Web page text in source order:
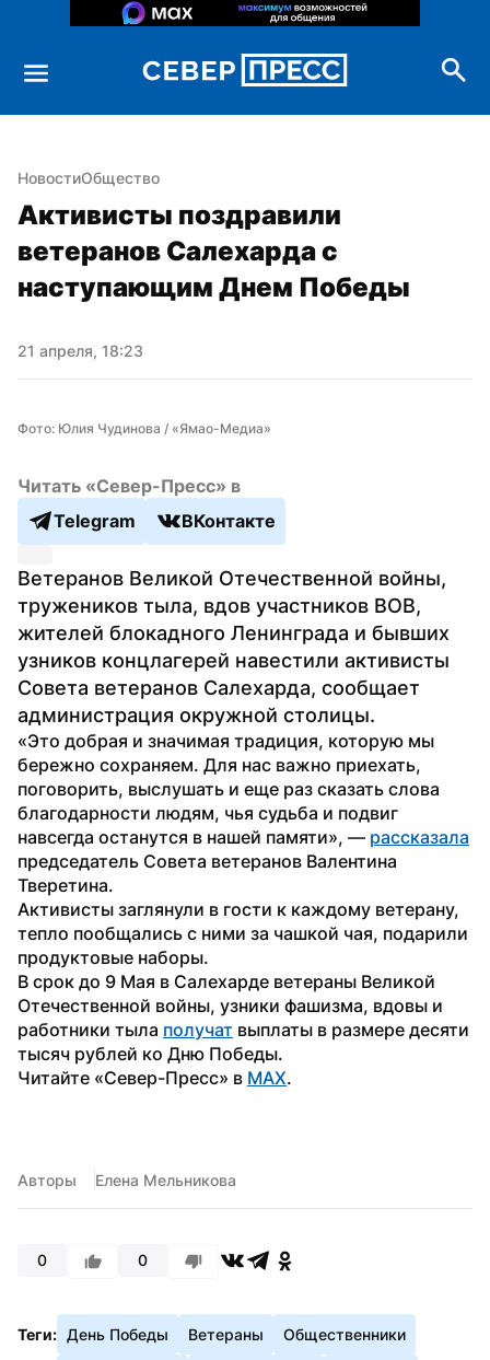
НовостиОбщество
Активисты поздравили
ветеранов Салехарда с
наступающим Днем Победы
21 апреля, 18:23
Фото: Юлия Чудинова / «Ямао-Медиа»
Читать «Север-Пресс» в
Telegram
ВКонтакте
Ветеранов Великой Отечественной войны,
тружеников тыла, вдов участников ВОВ,
жителей блокадного Ленинграда и бывших
узников концлагерей навестили активисты
Совета ветеранов Салехарда, сообщает
администрация окружной столицы.
«Это добрая и значимая традиция, которую мы
бережно сохраняем. Для нас важно приехать,
поговорить, выслушать и еще раз сказать слова
благодарности людям, чья судьба и подвиг
навсегда останутся в нашей памяти», — рассказала
председатель Совета ветеранов Валентина
Тверетина.
Активисты заглянули в гости к каждому ветерану,
тепло пообщались с ними за чашкой чая, подарили
продуктовые наборы.
В срок до 9 Мая в Салехарде ветераны Великой
Отечественной войны, узники фашизма, вдовы и
работники тыла получат выплаты в размере десяти
тысяч рублей ко Дню Победы.
Читайте «Север-Пресс» в MAX.
Авторы Елена Мельникова
0 0
Теги: День Победы Ветераны Общественники